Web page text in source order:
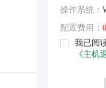
操作系统：
配置费用：
我已阅
《主机